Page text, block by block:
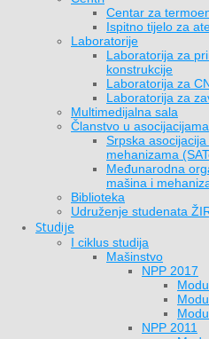
Centar za
Ispitno tijelo za
Laboratorije
Laboratorija za
konstrukcije
Laboratorija za
Laboratorija za
Multimedijalna sala
Članstvo u asocijacijama
Srpska
mehanizama
Međunarodna
mašina i
Biblioteka
Udruženje studenata
Studije
I ciklus studija
Mašinstvo
NPP 2017
NPP 2011